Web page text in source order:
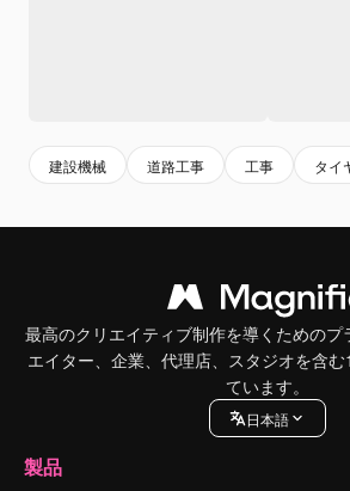
建設機械 道路工事 工事 タイ
最高のクリエイティブ制作を導くためのプ
エイター、企業、代理店、スタジオを含
ています。
日本語
製品